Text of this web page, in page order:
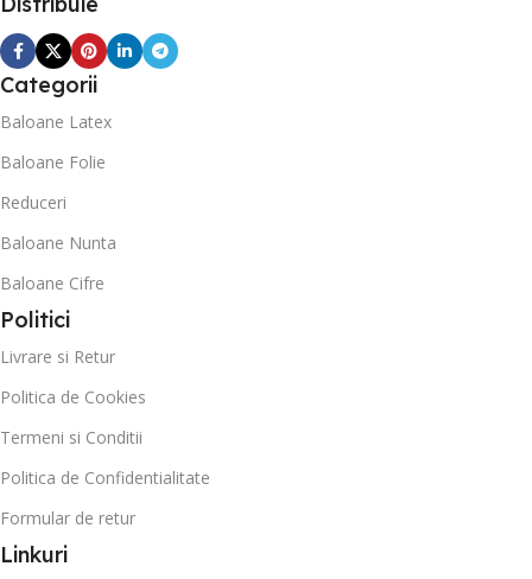
Categorii
Baloane Latex
Baloane Folie
Reduceri
Baloane Nunta
Baloane Cifre
Politici
Livrare si Retur
Politica de Cookies
Termeni si Conditii
Politica de Confidentialitate
Formular de retur
Linkuri